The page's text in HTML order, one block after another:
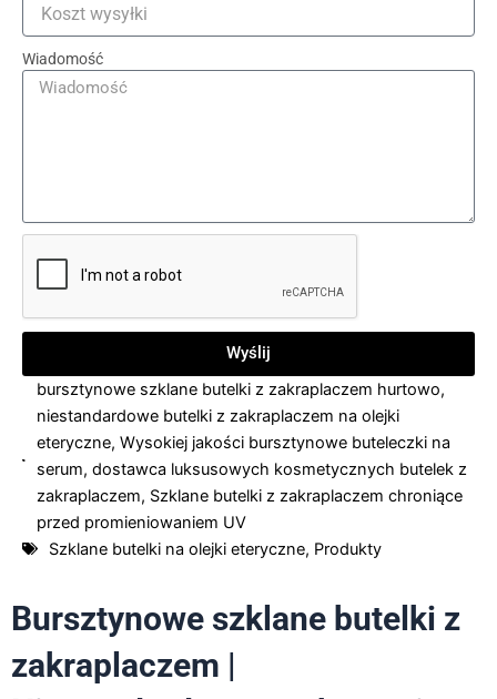
Wiadomość
Wyślij
bursztynowe szklane butelki z zakraplaczem hurtowo,
niestandardowe butelki z zakraplaczem na olejki
eteryczne, Wysokiej jakości bursztynowe buteleczki na
serum, dostawca luksusowych kosmetycznych butelek z
zakraplaczem, Szklane butelki z zakraplaczem chroniące
przed promieniowaniem UV
Szklane butelki na olejki eteryczne, Produkty
Bursztynowe szklane butelki z
zakraplaczem |